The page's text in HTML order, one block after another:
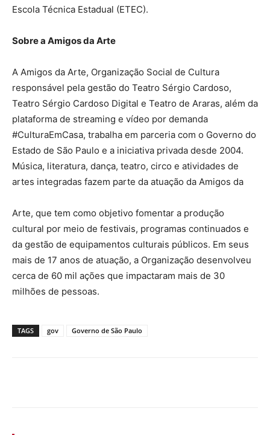
Escola Técnica Estadual (ETEC).
Sobre a Amigos da Arte
A Amigos da Arte, Organização Social de Cultura
responsável pela gestão do Teatro Sérgio Cardoso,
Teatro Sérgio Cardoso Digital e Teatro de Araras, além da
plataforma de streaming e vídeo por demanda
#CulturaEmCasa, trabalha em parceria com o Governo do
Estado de São Paulo e a iniciativa privada desde 2004.
Música, literatura, dança, teatro, circo e atividades de
artes integradas fazem parte da atuação da Amigos da
Arte, que tem como objetivo fomentar a produção
cultural por meio de festivais, programas continuados e
da gestão de equipamentos culturais públicos. Em seus
mais de 17 anos de atuação, a Organização desenvolveu
cerca de 60 mil ações que impactaram mais de 30
milhões de pessoas.
TAGS gov Governo de São Paulo